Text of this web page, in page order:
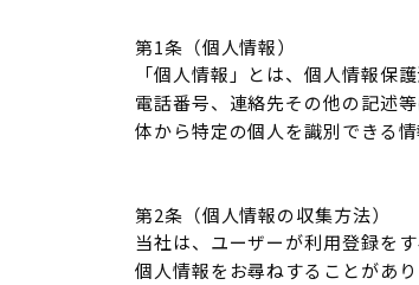
第1条（個人情報）
「個人情報」とは、個人情報保
電話番号、連絡先その他の記述
体から特定の個人を識別できる
第2条（個人情報の収集方法）
当社は、ユーザーが利用登録を
個人情報をお尋ねすることがあ